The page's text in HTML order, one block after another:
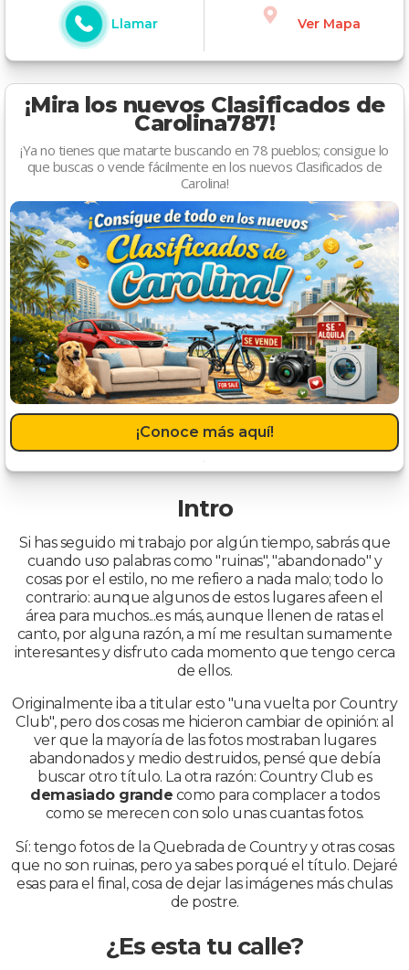
Llamar Ver Mapa
¡Mira los nuevos Clasificados de
Carolina787!
¡Ya no tienes que matarte buscando en 78 pueblos; consigue lo
que buscas o vende fácilmente en los nuevos Clasificados de
Carolina!
¡Conoce más aquí!
Intro
Si has seguido mi trabajo por algún tiempo, sabrás que
cuando uso palabras como "ruinas", "abandonado" y
cosas por el estilo, no me refiero a nada malo; todo lo
contrario: aunque algunos de estos lugares afeen el
área para muchos...es más, aunque llenen de ratas el
canto, por alguna razón, a mí me resultan sumamente
interesantes y disfruto cada momento que tengo cerca
de ellos.
Originalmente iba a titular esto "una vuelta por Country
Club", pero dos cosas me hicieron cambiar de opinión: al
ver que la mayoría de las fotos mostraban lugares
abandonados y medio destruidos, pensé que debía
buscar otro título. La otra razón: Country Club es
demasiado grande como para complacer a todos
como se merecen con solo unas cuantas fotos.
Sí: tengo fotos de la Quebrada de Country y otras cosas
que no son ruinas, pero ya sabes porqué el título. Dejaré
esas para el final, cosa de dejar las imágenes más chulas
de postre.
¿Es esta tu calle?